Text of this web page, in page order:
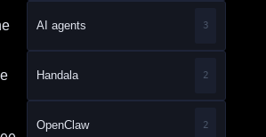
AI agents 3
Handala 2
OpenClaw 2